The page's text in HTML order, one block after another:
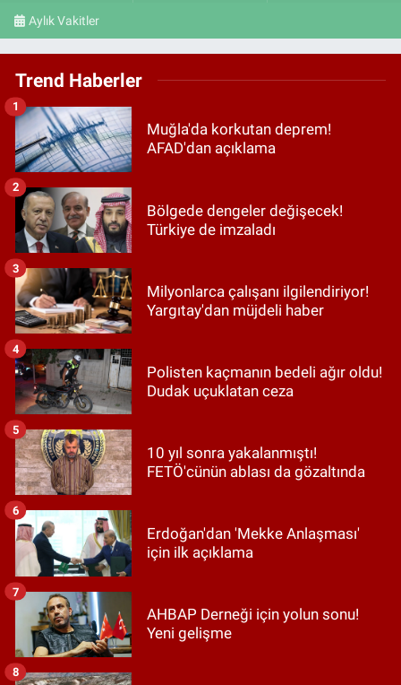
Aylık Vakitler
Trend Haberler
Muğla'da korkutan deprem!
AFAD'dan açıklama
1
Bölgede dengeler değişecek!
Türkiye de imzaladı
2
Milyonlarca çalışanı ilgilendiriyor!
Yargıtay'dan müjdeli haber
3
Polisten kaçmanın bedeli ağır oldu!
Dudak uçuklatan ceza
4
10 yıl sonra yakalanmıştı!
FETÖ'cünün ablası da gözaltında
5
Erdoğan'dan 'Mekke Anlaşması'
için ilk açıklama
6
AHBAP Derneği için yolun sonu!
Yeni gelişme
7
8